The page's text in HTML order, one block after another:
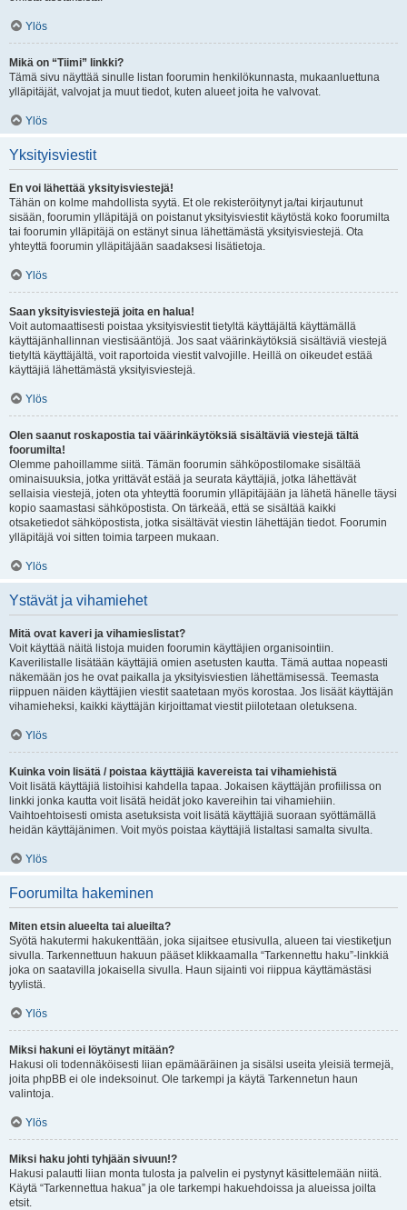
Ylös
Mikä on “Tiimi” linkki?
Tämä sivu näyttää sinulle listan foorumin henkilökunnasta, mukaanluettuna
ylläpitäjät, valvojat ja muut tiedot, kuten alueet joita he valvovat.
Ylös
Yksityisviestit
En voi lähettää yksityisviestejä!
Tähän on kolme mahdollista syytä. Et ole rekisteröitynyt ja/tai kirjautunut
sisään, foorumin ylläpitäjä on poistanut yksityisviestit käytöstä koko foorumilta
tai foorumin ylläpitäjä on estänyt sinua lähettämästä yksityisviestejä. Ota
yhteyttä foorumin ylläpitäjään saadaksesi lisätietoja.
Ylös
Saan yksityisviestejä joita en halua!
Voit automaattisesti poistaa yksityisviestit tietyltä käyttäjältä käyttämällä
käyttäjänhallinnan viestisääntöjä. Jos saat väärinkäytöksiä sisältäviä viestejä
tietyltä käyttäjältä, voit raportoida viestit valvojille. Heillä on oikeudet estää
käyttäjiä lähettämästä yksityisviestejä.
Ylös
Olen saanut roskapostia tai väärinkäytöksiä sisältäviä viestejä tältä
foorumilta!
Olemme pahoillamme siitä. Tämän foorumin sähköpostilomake sisältää
ominaisuuksia, jotka yrittävät estää ja seurata käyttäjiä, jotka lähettävät
sellaisia viestejä, joten ota yhteyttä foorumin ylläpitäjään ja lähetä hänelle täysi
kopio saamastasi sähköpostista. On tärkeää, että se sisältää kaikki
otsaketiedot sähköpostista, jotka sisältävät viestin lähettäjän tiedot. Foorumin
ylläpitäjä voi sitten toimia tarpeen mukaan.
Ylös
Ystävät ja vihamiehet
Mitä ovat kaveri ja vihamieslistat?
Voit käyttää näitä listoja muiden foorumin käyttäjien organisointiin.
Kaverilistalle lisätään käyttäjiä omien asetusten kautta. Tämä auttaa nopeasti
näkemään jos he ovat paikalla ja yksityisviestien lähettämisessä. Teemasta
riippuen näiden käyttäjien viestit saatetaan myös korostaa. Jos lisäät käyttäjän
vihamieheksi, kaikki käyttäjän kirjoittamat viestit piilotetaan oletuksena.
Ylös
Kuinka voin lisätä / poistaa käyttäjiä kavereista tai vihamiehistä
Voit lisätä käyttäjiä listoihisi kahdella tapaa. Jokaisen käyttäjän profiilissa on
linkki jonka kautta voit lisätä heidät joko kavereihin tai vihamiehiin.
Vaihtoehtoisesti omista asetuksista voit lisätä käyttäjiä suoraan syöttämällä
heidän käyttäjänimen. Voit myös poistaa käyttäjiä listaltasi samalta sivulta.
Ylös
Foorumilta hakeminen
Miten etsin alueelta tai alueilta?
Syötä hakutermi hakukenttään, joka sijaitsee etusivulla, alueen tai viestiketjun
sivulla. Tarkennettuun hakuun pääset klikkaamalla “Tarkennettu haku”-linkkiä
joka on saatavilla jokaisella sivulla. Haun sijainti voi riippua käyttämästäsi
tyylistä.
Ylös
Miksi hakuni ei löytänyt mitään?
Hakusi oli todennäköisesti liian epämääräinen ja sisälsi useita yleisiä termejä,
joita phpBB ei ole indeksoinut. Ole tarkempi ja käytä Tarkennetun haun
valintoja.
Ylös
Miksi haku johti tyhjään sivuun!?
Hakusi palautti liian monta tulosta ja palvelin ei pystynyt käsittelemään niitä.
Käytä “Tarkennettua hakua” ja ole tarkempi hakuehdoissa ja alueissa joilta
etsit.